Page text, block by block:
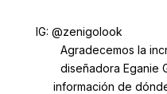
IG: @zenigolook
Agradecemos la
diseñadora Eganie
información de